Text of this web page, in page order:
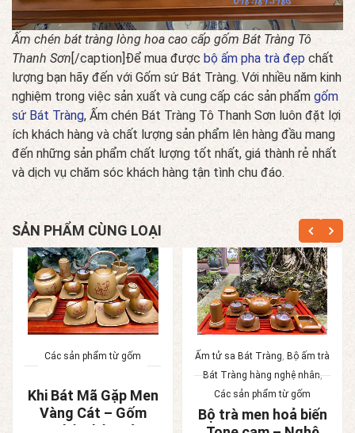
Ấm chén bát tràng lòng hoa cao cấp gốm Bát Tràng Tô
Thanh Sơn[/caption]Để mua được bộ ấm pha trà đẹp chất
lượng bạn hãy đến với Gốm sứ Bát Tràng. Với nhiều năm kinh
nghiệm trong việc sản xuất và cung cấp các sản phẩm gốm
sứ Bát Tràng, Ấm chén Bát Tràng Tô Thanh Sơn luôn đặt lợi
ích khách hàng và chất lượng sản phẩm lên hàng đầu mang
đến những sản phẩm chất lượng tốt nhất, giá thành rẻ nhất
và dịch vụ chăm sóc khách hàng tận tình chu đáo.
SẢN PHẨM CÙNG LOẠI
Các sản phẩm từ gốm
Khi Bát Mã Gặp Men
Vàng Cát – Gốm
Ấm tử sa Bát Tràng Bộ ấm trà
Bát Tràng hàng nghệ nhân,
Các sản phẩm từ gốm
Bộ trà men hoả biến